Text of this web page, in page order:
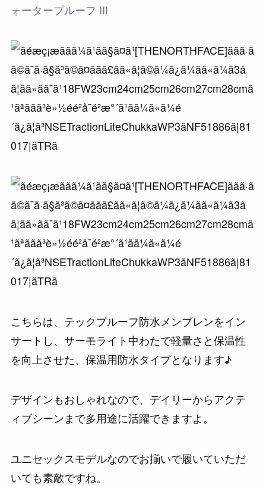
ォータープルーフ III
こちらは、テックプルーフ防水メンブレンをイン
サートし、サーモライト中わたで軽量さと保温性
を向上させた、保温用防水タイプとなります♪
デザインもおしゃれなので、デイリーからアクテ
ィブシーンまで多用途に活躍できますよ。
ユニセックスモデルなのでお揃いで履いていただ
いても素敵ですね。